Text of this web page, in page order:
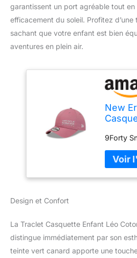
garantissent un port agréable tout
efficacement du soleil. Profitez d’une
sachant que votre enfant est bien
aventures en plein air.
New
Taille
9Forty
Design et Confort
La Traclet Casquette Enfant Léo
distingue immédiatement par son
teinte vert canard apporte une